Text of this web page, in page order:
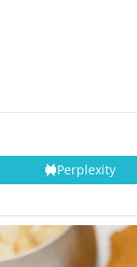
Perplexity